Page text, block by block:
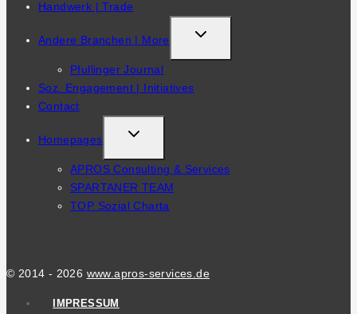
Handwerk | Trade
Andere Branchen | More
TOGGLE
CHILD
Pfullinger Journal
Soz. Engagement | Initiatives
Contact
Homepages
TOGGLE
CHILD
APROS Consulting & Services
SPARTANER TEAM
TOP Sozial Charta
© 2014 - 2026 www.apros-services.de
IMPRESSUM